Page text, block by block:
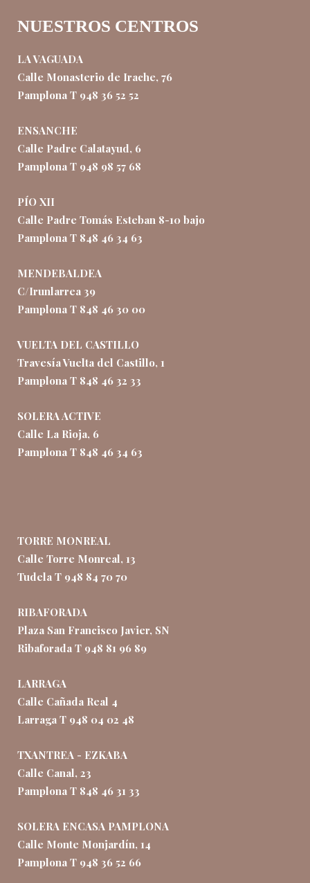
NUESTROS CENTROS
LA VAGUADA
Calle Monasterio de Irache, 76
Pamplona T 948 36 52 52
ENSANCHE
Calle Padre Calatayud, 6
Pamplona T 948 98 57 68
PÍO XII
Calle Padre Tomás Esteban 8-10 bajo
Pamplona T 848 46 34 63
MENDEBALDEA
C/Irunlarrea 39
Pamplona T 848 46 30 00
VUELTA DEL CASTILLO
Travesía Vuelta del Castillo, 1
Pamplona T 848 46 32 33
SOLERA ACTIVE
Calle La Rioja, 6
Pamplona T 848 46 34 63
TORRE MONREAL
Calle Torre Monreal, 13
Tudela T 948 84 70 70
RIBAFORADA
Plaza San Francisco Javier, SN
Ribaforada T 948 81 96 89
LARRAGA
Calle Cañada Real 4
Larraga T 948 04 02 48
TXANTREA - EZKABA
Calle Canal, 23
Pamplona T 848 46 31 33
SOLERA ENCASA PAMPLONA
Calle Monte Monjardín, 14
Pamplona T 948 36 52 66